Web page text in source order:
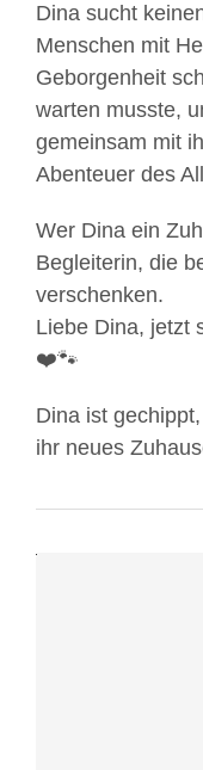
Dina sucht
Menschen mit
Geborgenheit
warten musste,
gemeinsam mit
Abenteuer des
Wer Dina ein
Begleiterin, die
verschenken.
Liebe Dina, jetzt
❤️🐾
Dina ist
ihr neues
Mit
dem
Laden
des
Videos
Sie
die
von